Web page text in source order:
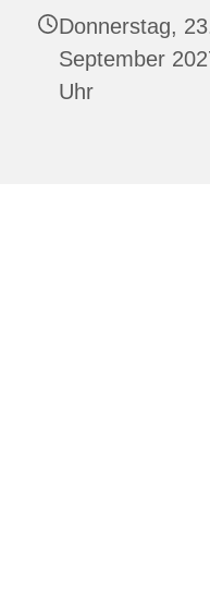
Donnerstag,
September
Uhr